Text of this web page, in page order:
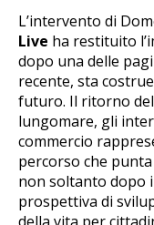
L’intervento di
Live ha restituito
dopo una delle
recente, sta
futuro. Il ritorno
lungomare, gli
commercio
percorso che
non soltanto dopo
prospettiva di
della vita per